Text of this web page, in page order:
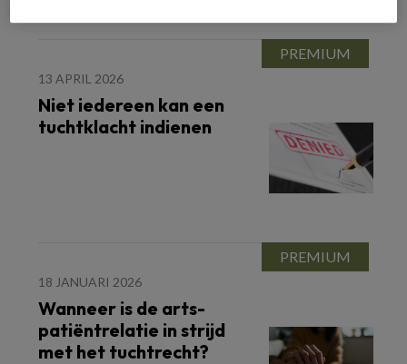
13 APRIL 2026
Niet iedereen kan een
tuchtklacht indienen
18 JANUARI 2026
Wanneer is de arts-
patiëntrelatie in strijd
met het tuchtrecht?